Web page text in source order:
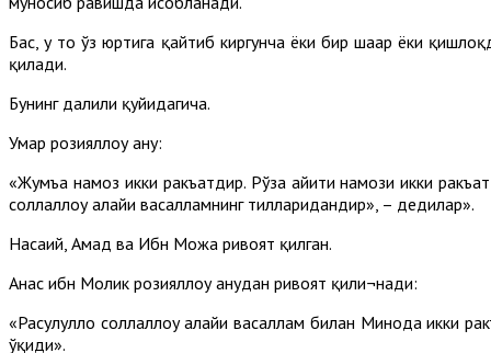
Бас, у то ўз юртига қайтиб киргунча ёки бир шаҳар ёки
қилади.
Бунинг далили қуйидагича.
Умар розияллоҳу анҳу:
«Жумъа намоз икки ракъатдир. Рўза ҳайити намози икки
соллаллоҳу алайҳи васалламнинг тилларидандир», – дедилар».
Насаий, Аҳмад ва Ибн Можа ривоят қилган.
Анас ибн Молик розияллоҳу анҳудан ривоят қили¬нади:
«Расулуллоҳ соллаллоҳу алайҳи васаллам билан Минода икки
ўқиди».